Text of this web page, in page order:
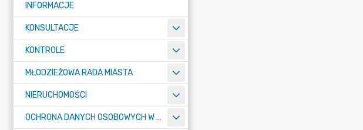
INFORMACJE
KONSULTACJE
KONTROLE
MŁODZIEŻOWA RADA MIASTA
NIERUCHOMOŚCI
OCHRONA DANYCH OSOBOWYCH W URZĘDZIE MIASTA ŻORY - RODO